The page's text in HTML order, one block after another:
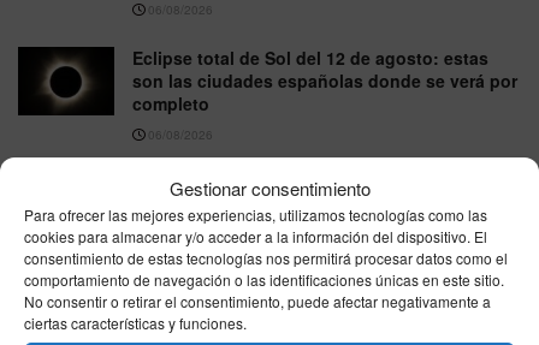
Gestionar consentimiento
Para ofrecer las mejores experiencias, utilizamos tecnologías como las
cookies para almacenar y/o acceder a la información del dispositivo. El
consentimiento de estas tecnologías nos permitirá procesar datos como el
comportamiento de navegación o las identificaciones únicas en este sitio.
No consentir o retirar el consentimiento, puede afectar negativamente a
ciertas características y funciones.
06/08/2026
Eclipse total de Sol del 12 de agosto: estas
son las ciudades españolas donde se verá por
completo
06/08/2026
La sequía pone bajo presión a la energía
nuclear: Hungría reduce su principal central y
España vigila sus reservas
06/08/2026
NOAA eleva al 81% la probabilidad de un El
Niño muy fuerte, pero los expertos piden